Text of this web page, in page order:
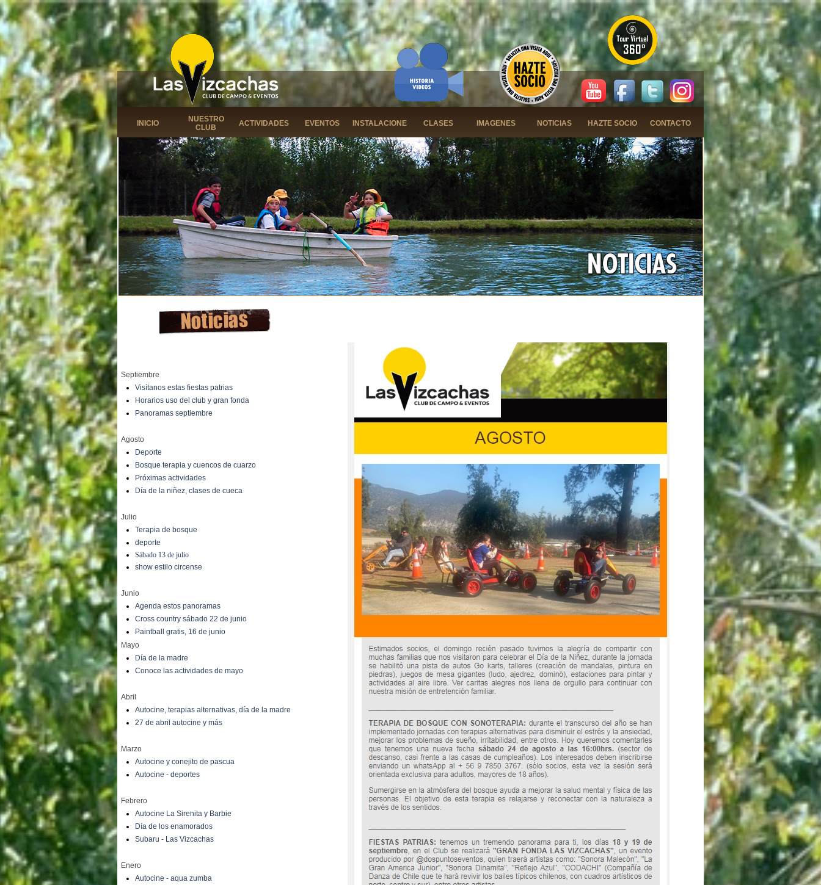
INICIO
NUESTRO
CLUB
ACTIVIDADES EVENTOS INSTALACIONES CLASES IMAGENES NOTICIAS HAZTE SOCIO CONTACTO
Septiembre
Visítanos estas fiestas patrias
Horarios uso del club y gran fonda
Panoramas septiembre
Agosto
Deporte
Bosque terapia y cuencos de cuarzo
Próximas actividades
Día de la niñez, clases de cueca
Julio
Terapia de bosque
deporte
Sábado 13 de julio
show estilo circense
Junio
Agenda estos panoramas
Cross country sábado 22 de junio
Paintball gratis, 16 de junio
Mayo
Día de la madre
Conoce las actividades de mayo
Abril
Autocine, terapias alternativas, día de la madre
27 de abril autocine y más
Marzo
Autocine y conejito de pascua
Autocine - deportes
Febrero
Autocine La Sirenita y Barbie
Día de los enamorados
Subaru - Las Vizcachas
Enero
Autocine - aqua zumba